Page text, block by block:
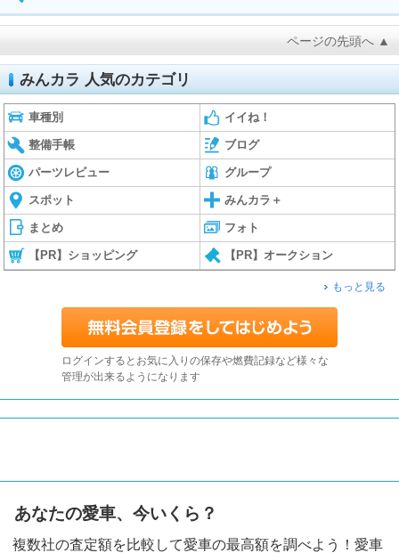
ページの先頭へ ▲
みんカラ 人気のカテゴリ
車種別 イイね！
整備手帳 ブログ
パーツレビュー グループ
スポット みんカラ＋
まとめ フォト
【PR】ショッピング 【PR】オークション
もっと見る
ログインするとお気に入りの保存や燃費記録など様々な
管理が出来るようになります
あなたの愛車、今いくら？
複数社の査定額を比較して愛車の最高額を調べよう！愛車